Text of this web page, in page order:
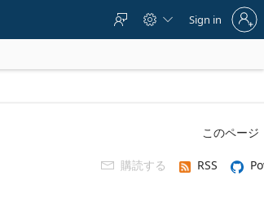
  
to
account
Sign in
このページ
 購読する RSS